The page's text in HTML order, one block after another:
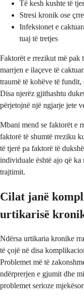
Të kesh kushte të
Stresi kronik ose
Infeksionet e
tuaj të tretjes
Faktorët e rrezikut më pak
marrjen e ilaçeve të
traumë të kohëve të
Disa njerëz gjithashtu
përjetojnë një ngjarje jete
Mbani mend se faktorët e
faktorë të shumtë rreziku
të tjerë pa faktorë të
individuale është ajo që ka
trajtimit.
Cilat janë
urtikarisë
Ndërsa urtikaria kronike
të çojë në disa
Problemet më të
ndërprerjen e gjumit dhe
problemet serioze